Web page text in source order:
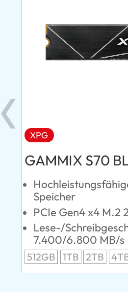
XPG
GAMMIX S70
Speicher
PCIe Gen4 x4 M.2
Lese-/
7.400/6.800 MB/s
512GB 1TB 2TB